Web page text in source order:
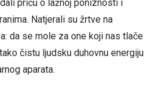
priču o lažnoj poniznosti i
Natjerali su žrtve na
da se mole za one koji nas tlače
čistu ljudsku duhovnu energiju
aparata.